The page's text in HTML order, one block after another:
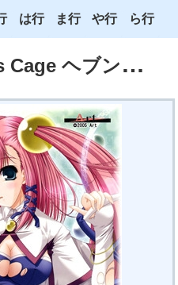
ヘブンズケージ
は行
ひ
へ
ほ
ま行
む
め
も
や行
ゆ
よ
わ
ら行
り